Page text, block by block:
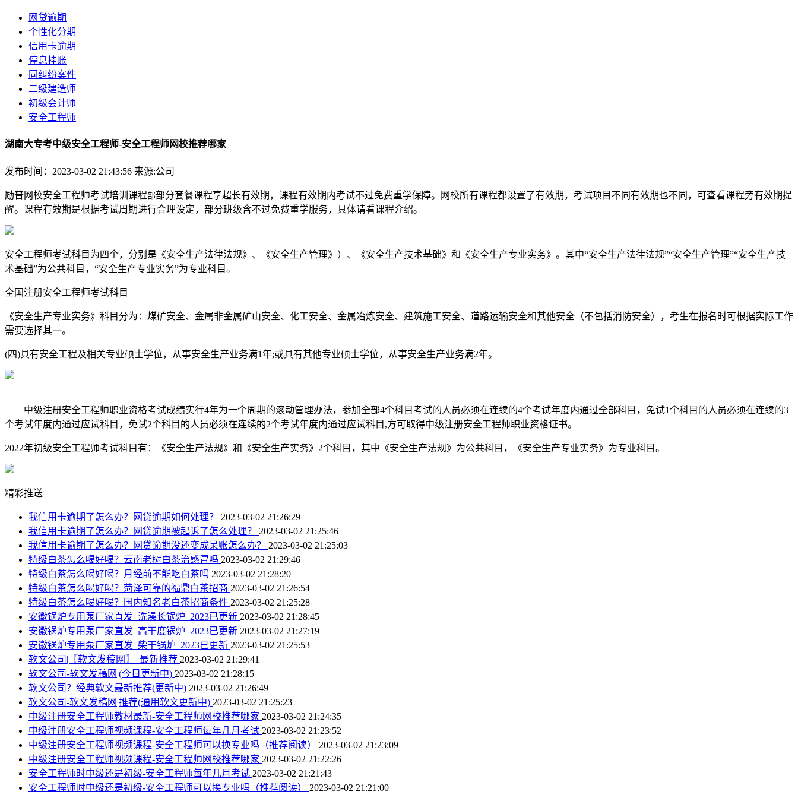
网贷逾期
个性化分期
信用卡逾期
停息挂账
同纠纷案件
二级建造师
初级会计师
安全工程师
湖南大专考中级安全工程师-安全工程师网校推荐哪家
发布时间：2023-03-02 21:43:56 来源:公司
励普网校安全工程师考试培训课程部部分套餐课程享超长有效期，课程有效期内考试不过免费重学保障。网校所有课程都设置了有效期，考试项目不同有效期也不同，可查看课程旁有效期提
醒。课程有效期是根据考试周期进行合理设定，部分班级含不过免费重学服务，具体请看课程介绍。
安全工程师考试科目为四个，分别是《安全生产法律法规》、《安全生产管理》）、《安全生产技术基础》和《安全生产专业实务》。其中“安全生产法律法规”“安全生产管理”“安全生产技
术基础”为公共科目，“安全生产专业实务”为专业科目。
全国注册安全工程师考试科目
《安全生产专业实务》科目分为：煤矿安全、金属非金属矿山安全、化工安全、金属冶炼安全、建筑施工安全、道路运输安全和其他安全（不包括消防安全），考生在报名时可根据实际工作
需要选择其一。
(四)具有安全工程及相关专业硕士学位，从事安全生产业务满1年;或具有其他专业硕士学位，从事安全生产业务满2年。
中级注册安全工程师职业资格考试成绩实行4年为一个周期的滚动管理办法，参加全部4个科目考试的人员必须在连续的4个考试年度内通过全部科目，免试1个科目的人员必须在连续的3
个考试年度内通过应试科目，免试2个科目的人员必须在连续的2个考试年度内通过应试科目,方可取得中级注册安全工程师职业资格证书。
2022年初级安全工程师考试科目有：《安全生产法规》和《安全生产实务》2个科目，其中《安全生产法规》为公共科目，《安全生产专业实务》为专业科目。
精彩推送
我信用卡逾期了怎么办？网贷逾期如何处理？ 2023-03-02 21:26:29
我信用卡逾期了怎么办？网贷逾期被起诉了怎么处理？ 2023-03-02 21:25:46
我信用卡逾期了怎么办？网贷逾期没还变成呆账怎么办？ 2023-03-02 21:25:03
特级白茶怎么喝好喝？云南老树白茶治感冒吗 2023-03-02 21:29:46
特级白茶怎么喝好喝？月经前不能吃白茶吗 2023-03-02 21:28:20
特级白茶怎么喝好喝？菏泽可靠的福鼎白茶招商 2023-03-02 21:26:54
特级白茶怎么喝好喝？国内知名老白茶招商条件 2023-03-02 21:25:28
安徽锅炉专用泵厂家直发_洗澡长锅炉_2023已更新 2023-03-02 21:28:45
安徽锅炉专用泵厂家直发_高干度锅炉_2023已更新 2023-03-02 21:27:19
安徽锅炉专用泵厂家直发_柴干锅炉_2023已更新 2023-03-02 21:25:53
软文公司|〖软文发稿网〗_最新推荐 2023-03-02 21:29:41
软文公司-软文发稿网|(今日更新中) 2023-03-02 21:28:15
软文公司？经典软文最新推荐(更新中) 2023-03-02 21:26:49
软文公司-软文发稿网|推荐(通用软文更新中) 2023-03-02 21:25:23
中级注册安全工程师教材最新-安全工程师网校推荐哪家 2023-03-02 21:24:35
中级注册安全工程师视频课程-安全工程师每年几月考试 2023-03-02 21:23:52
中级注册安全工程师视频课程-安全工程师可以换专业吗（推荐阅读） 2023-03-02 21:23:09
中级注册安全工程师视频课程-安全工程师网校推荐哪家 2023-03-02 21:22:26
安全工程师时中级还是初级-安全工程师每年几月考试 2023-03-02 21:21:43
安全工程师时中级还是初级-安全工程师可以换专业吗（推荐阅读） 2023-03-02 21:21:00